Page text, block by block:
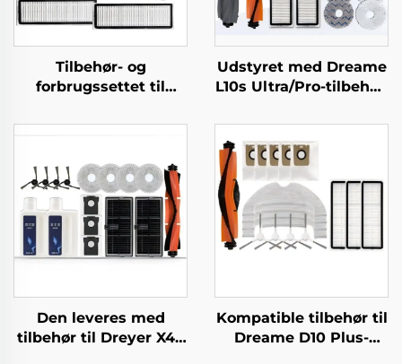
Tilbehør- og
forbrugssettet til
robotstøvsuger
Udstyret med Dreame
L10s Ultra/Pro-tilbehør,
filterdæksel, klud,
støvposer og
forbrugsvarer,
universel type
Den leveres med
tilbehør til Dreyer X40
Kompatible tilbehør til
Dreame D10 Plus-